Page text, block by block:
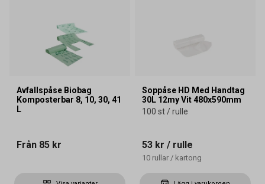
Avfallspåse Biobag
Komposterbar 8, 10, 30, 41
L
Från 85 kr
Soppåse HD Med Handtag
30L 12my Vit 480x590mm
100 st / rulle
53 kr / rulle
10 rullar / kartong